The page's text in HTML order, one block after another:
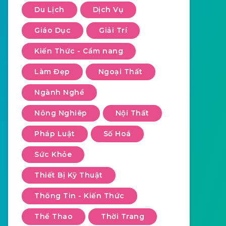
Du Lịch Dịch Vụ
Giáo Dục Giải Trí
Kiến Thức - Cẩm nang
Làm Đẹp Ngoại Thất
Ngành Nghề
Nông Nghiêp Nội Thất
Pháp Luật Số Hoá
Sức Khỏe
Thiết Bị Kỹ Thuật
Thông Tin - Kiến Thức
Thể Thao Thời Trang